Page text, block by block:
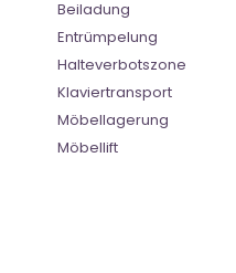
Beiladung
Entrümpelung
Halteverbotszone
Klaviertransport
Möbellagerung
Möbellift